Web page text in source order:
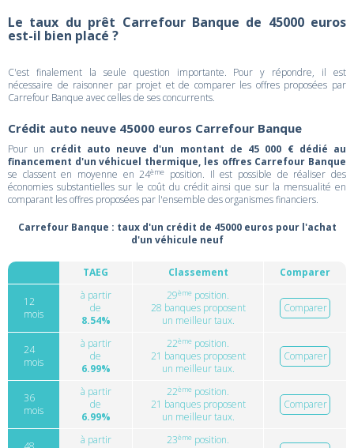
Le taux du prêt Carrefour Banque de 45000 euros
est-il bien placé ?
C'est finalement la seule question importante. Pour y répondre, il est
nécessaire de raisonner par projet et de comparer les offres proposées par
Carrefour Banque avec celles de ses concurrents.
Crédit auto neuve 45000 euros Carrefour Banque
Pour un crédit auto neuve d'un montant de 45 000 € dédié au
financement d'un véhicuel thermique, les offres Carrefour Banque
se classent en moyenne en 24ème
position. Il est possible de réaliser des
économies substantielles sur le coût du crédit ainsi que sur la mensualité en
comparant les offres proposées par l'ensemble des organismes financiers.
Carrefour Banque : taux d'un crédit de 45000 euros pour l'achat
d'un véhicule neuf
TAEG Classement Comparer
12
mois
à partir
de
8.54%
29ème position.
28 banques proposent
un meilleur taux.
Comparer
24
mois
à partir
de
6.99%
22ème position.
21 banques proposent
un meilleur taux.
Comparer
36
mois
à partir
de
6.99%
22ème position.
21 banques proposent
un meilleur taux.
Comparer
à partir
23ème position.